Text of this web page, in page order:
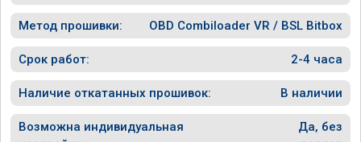
Метод прошивки: OBD Combiloader VR / BSL Bitbox
Срок работ: 2-4 часа
Наличие откатанных прошивок: В наличии
Возможна индивидуальная
Да, без